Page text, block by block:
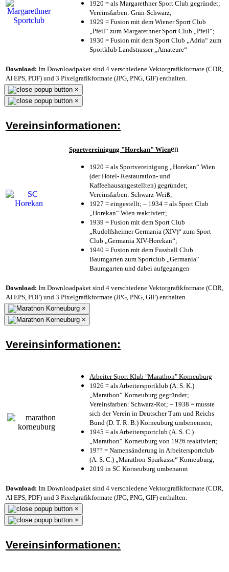
1920 = als Margarethner Sport Club gegründet;
Vereinsfarben: Grün-Schwarz;
1929 = Fusion mit dem Wiener Sport Club
„Pfeil“ zum Margarethner Sport Club „Pfeil“;
1930 = Fusion mit dem Sport Club „Adria“ zum
Sportklub Landstrasser „Amateure“
Download: Im Downloadpaket sind 4 verschiedene Vektorgrafikformate (CDR,
AI EPS, PDF) und 3 Pixelgrafikformate (JPG, PNG, GIF) enthalten.
×
×
Vereinsinformationen:
Sportvereinigung "Horekan" Wienen
1920 = als Sportvereinigung „Horekan“ Wien
(der Hotel- Restauration- und
Kaffeehausangestellten) gegründet;
Vereinsfarben: Schwarz-Weiß;
1927 = eingestellt; – 1934 = als Sport Club
„Horekan“ Wien reaktiviert;
1939 = Fusion mit dem Sport Club
„Rudolfsheimer Germania (XIV)“ zum Sport
Club „Germania XIV-Horekan“;
1940 = Fusion mit dem Fussball Club
Baumgarten zum Sportclub „Germania“
Baumgarten und dabei aufgegangen
Download: Im Downloadpaket sind 4 verschiedene Vektorgrafikformate (CDR,
AI EPS, PDF) und 3 Pixelgrafikformate (JPG, PNG, GIF) enthalten.
×
×
Vereinsinformationen:
Arbeiter Sport Klub "Marathon" Korneuburg
1926 = als Arbeitersportklub (A. S. K.)
„Marathon“ Korneuburg gegründet;
Vereinsfarben: Schwarz-Rot; – 1938 = musste
sich der Verein in Deutscher Turn und Reichs
Bund (D. T. R. B.) Korneuburg umbenennen;
1945 = als Arbeitersportclub (A. S. C.)
„Marathon“ Korneuburg von 1926 reaktiviert;
19?? = Namensänderung in Arbeitersportclub
(A. S. C.) „Marathon-Sparkasse“ Korneuburg;
2019 in SC Korneuburg umbenannt
Download: Im Downloadpaket sind 4 verschiedene Vektorgrafikformate (CDR,
AI EPS, PDF) und 3 Pixelgrafikformate (JPG, PNG, GIF) enthalten.
×
×
Vereinsinformationen: